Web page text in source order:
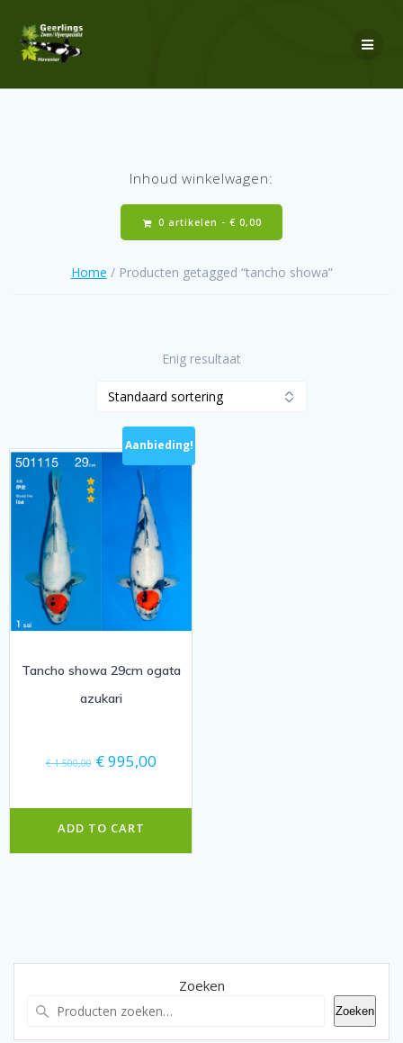
Inhoud winkelwagen:
0 artikelen - € 0,00
Home / Producten getagged “tancho showa”
Enig resultaat
Aanbieding!
Tancho showa 29cm ogata
azukari
€1.500,00 Oorspronkelijke
€995,00Huidige
ADD TO CART
Zoeken
Zoeken